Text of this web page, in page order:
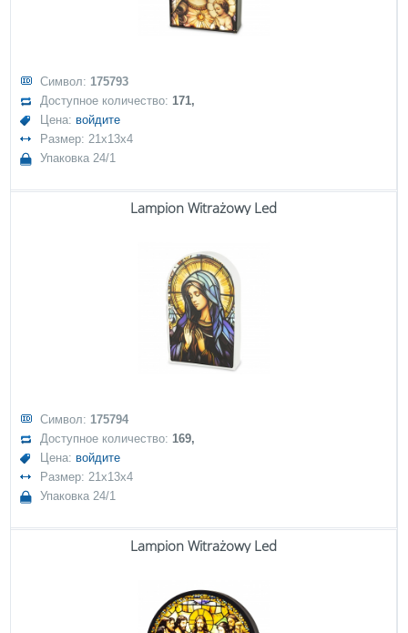
Символ: 175793
Доступное количество:171,
Цена: войдите
Размер: 21x13x4
Упаковка 24/1
Lampion Witrażowy Led
Символ: 175794
Доступное количество:169,
Цена: войдите
Размер: 21x13x4
Упаковка 24/1
Lampion Witrażowy Led